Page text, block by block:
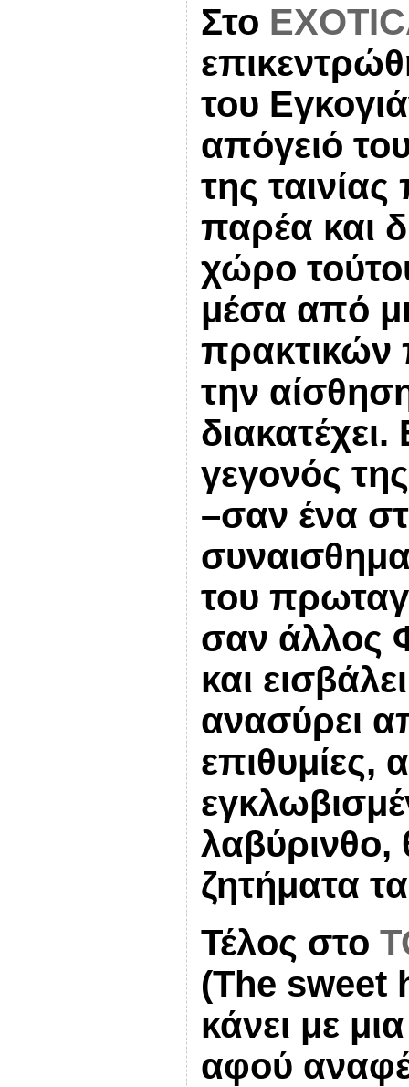
Στο
του
απόγειό
της
παρέα και
χώρο
μέσα από
πρακτικών
την
γεγονός
–σαν ένα
του
σαν άλλος
και
ανασύρει
επιθυμίες,
λαβύρινθο,
ζητήματα
Τέλος στο
(The sweet
κάνει με
αφού